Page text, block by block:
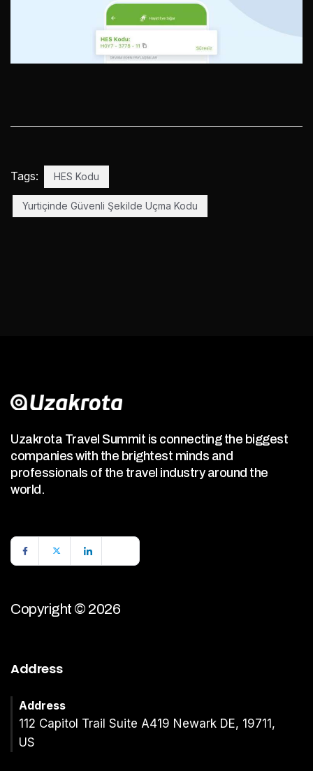
Tags: HES Kodu
Yurtiçinde Güvenli Şekilde Uçma Kodu
Uzakrota Travel Summit is connecting the biggest
companies with the brightest minds and
professionals of the travel industry around the
world.
Copyright © 2026
Address
Address
112 Capitol Trail Suite A419 Newark DE, 19711,
US